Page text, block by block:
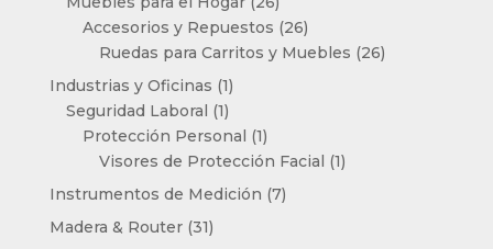
productos
Accesorios y Repuestos 2626
productos
Ruedas para Carritos y Muebles 2626
Industrias y Oficinas 11
producto
Seguridad Laboral 11
producto
Protección Personal 11
producto
Visores de Protección Facial 11
Instrumentos de Medición 77
Madera & Router 3131